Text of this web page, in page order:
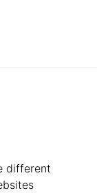
different